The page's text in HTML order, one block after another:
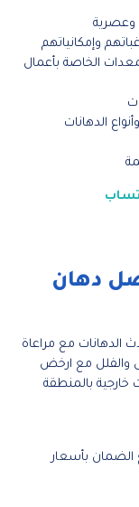
وعصرية
وإمكانياتهم
الخاصة بأعمال
الدهانات
دهان
الدهانات مع مراعاة
والفلل مع ارخض
بالمنطقة
الضمان بأسعار